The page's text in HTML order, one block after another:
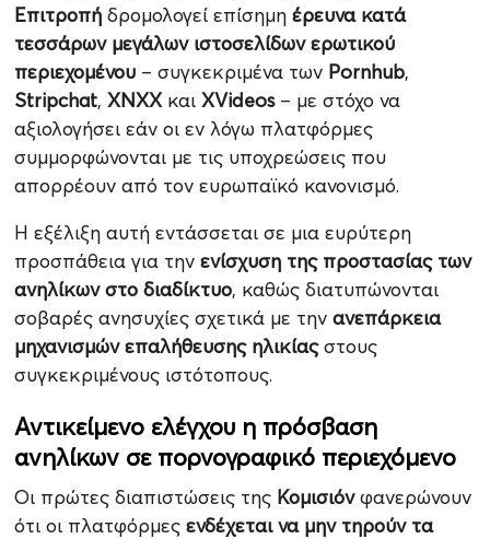
Επιτροπήδρομολογεί επίσημη έρευνα κατά
τεσσάρων μεγάλων ιστοσελίδων ερωτικού
περιεχομένου– συγκεκριμένα των Pornhub,
Stripchat, XNXXκαι XVideos– με στόχο να
αξιολογήσει εάν οι εν λόγω πλατφόρμες
συμμορφώνονται με τις υποχρεώσεις που
απορρέουν από τον ευρωπαϊκό κανονισμό.
Η εξέλιξη αυτή εντάσσεται σε μια ευρύτερη
προσπάθεια για την ενίσχυση της προστασίας των
ανηλίκων στο διαδίκτυο, καθώς διατυπώνονται
σοβαρές ανησυχίες σχετικά με την ανεπάρκεια
μηχανισμών επαλήθευσης ηλικίαςστους
συγκεκριμένους ιστότοπους.
Αντικείμενο ελέγχου η πρόσβαση
ανηλίκων σε πορνογραφικό περιεχόμενο
Οι πρώτες διαπιστώσεις της Κομισιόνφανερώνουν
ότι οι πλατφόρμες ενδέχεται να μην τηρούν τα